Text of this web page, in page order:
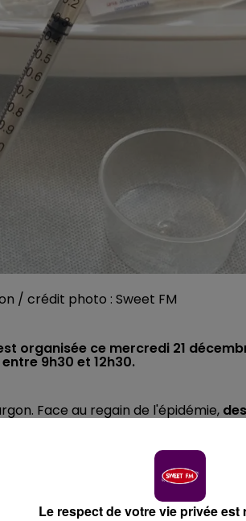
/ crédit photo : Sweet FM
organisée ce mercredi 21
9h30 et 12h30.
Face au regain de l'épidémie,
fêtes, entre 9h30 et 12h30
ans mais aussi aux adultes
Le respect de votre vie privée est